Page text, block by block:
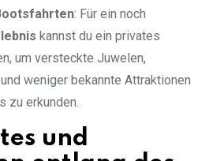
: Für ein noch
kannst du ein privates
um versteckte Juwelen,
weniger bekannte Attraktionen
zu erkunden.
und